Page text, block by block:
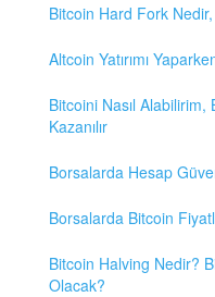
Bitcoin Hard Fork
Altcoin Yatırımı
Bitcoini Nasıl Alabilirim,
Kazanılır
Borsalarda Hesap
Borsalarda Bitcoin
Bitcoin Halving Nedir?
Olacak?